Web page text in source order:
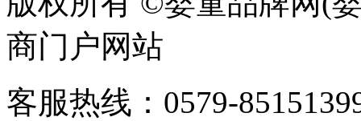
商门户网站
客服热线：0579-